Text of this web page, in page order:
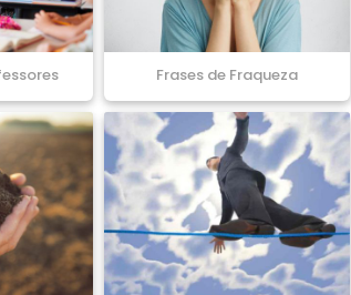
Frases de Fraqueza